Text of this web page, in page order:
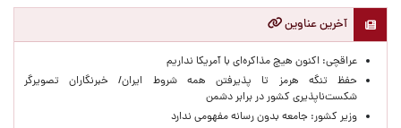
آخرین عناوین
عراقچی: اکنون هیچ مذاکره‌ای با آمریکا نداریم
حفظ تنگه هرمز تا پذیرفتن همه شروط ایران/ خبرنگاران تصویرگر
شکست‌ناپذیری کشور در برابر دشمن
وزیر کشور: جامعه بدون رسانه مفهومی ندارد